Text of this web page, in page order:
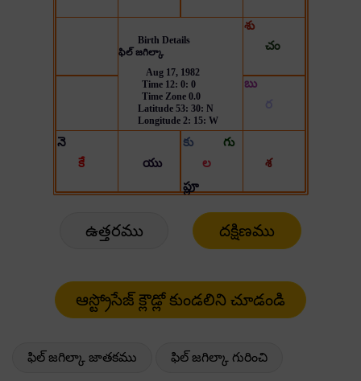
ఉత్తరము దక్షిణము
ఫిల్ జగిల్కా జాతకము ఫిల్ జగిల్కా గురించి